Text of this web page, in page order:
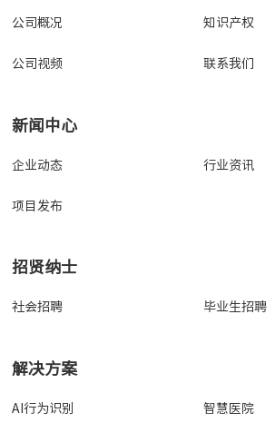
公司概况 知识产权
公司视频 联系我们
新闻中心
企业动态 行业资讯
项目发布
招贤纳士
社会招聘 毕业生招聘
解决方案
AI行为识别 智慧医院